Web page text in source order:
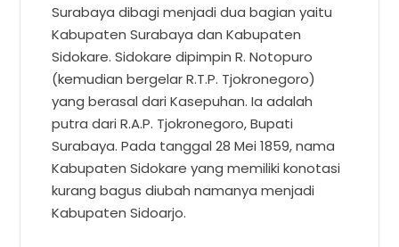
Surabaya dibagi menjadi dua bagian yaitu
Kabupaten Surabaya dan Kabupaten
Sidokare. Sidokare dipimpin R. Notopuro
(kemudian bergelar R.T.P. Tjokronegoro)
yang berasal dari Kasepuhan. Ia adalah
putra dari R.A.P. Tjokronegoro, Bupati
Surabaya. Pada tanggal 28 Mei 1859, nama
Kabupaten Sidokare yang memiliki konotasi
kurang bagus diubah namanya menjadi
Kabupaten Sidoarjo.